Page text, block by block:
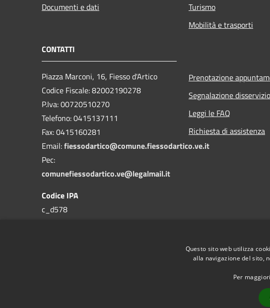
Documenti e dati
Turismo
Mobilità e trasporti
CONTATTI
Piazza Marconi, 16, Fiesso d'Artico
Codice Fiscale: 82002190278
P.Iva: 00720510270
Telefono:0415137111
Fax:0415160281
Email:fiessodartico@comune.fiessodartico.ve.it
Pec:
comunefiessodartico.ve@legalmail.it
Codice IPA
c_d578
Prenotazione
Segnalazione disservizio
Leggi le FAQ
Richiesta di assistenza
Questo sito web utilizza
alla navigazione del sito,
Per